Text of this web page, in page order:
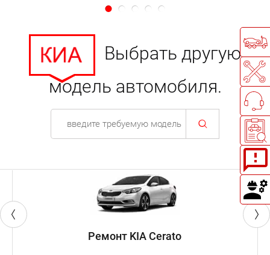
Выбрать другую
модель автомобиля.
Ремонт KIA Cerato